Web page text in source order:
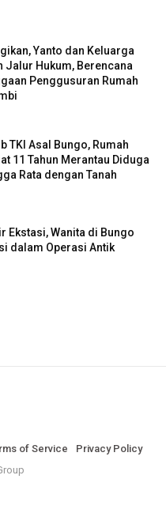
Yanto dan Keluarga
Jalur Hukum, Berencana
Penggusuran Rumah
TKI Asal Bungo, Rumah
11 Tahun Merantau Diduga
Rata dengan Tanah
Ekstasi, Wanita di Bungo
dalam Operasi Antik
of Service
Privacy Policy